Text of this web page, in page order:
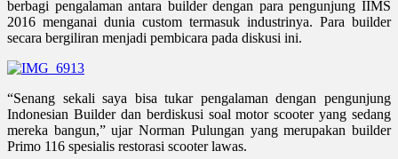
berbagi pengalaman antara builder dengan para pengunjung IIMS
2016 menganai dunia custom termasuk industrinya. Para builder
secara bergiliran menjadi pembicara pada diskusi ini.
“Senang sekali saya bisa tukar pengalaman dengan pengunjung
Indonesian Builder dan berdiskusi soal motor scooter yang sedang
mereka bangun,” ujar Norman Pulungan yang merupakan builder
Primo 116 spesialis restorasi scooter lawas.